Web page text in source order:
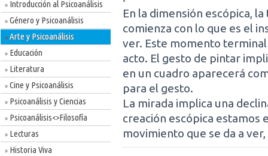
» Introducción al Psicoanálisis
» Género y Psicoanálisis
» Arte y Psicoanálisis
» Educación
» Literatura
» Cine y Psicoanálisis
» Psicoanálisis y Ciencias
» Psicoanálisis<>Filosofía
» Lecturas
» Historia Viva
En la dimensión escópica,
comienza con lo que es el
ver. Este momento
acto. El gesto de pintar
en un cuadro aparecerá
para el gesto.
La mirada implica una
creación escópica estamos
movimiento que se da a